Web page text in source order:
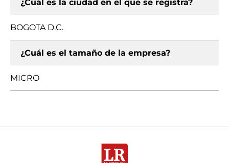
¿Cuál es la ciudad en el que se registra?
BOGOTA D.C.
¿Cuál es el tamaño de la empresa?
MICRO